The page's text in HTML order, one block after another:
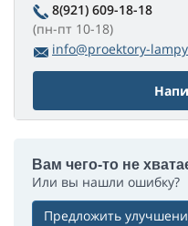
8(921) 609-18-18
(пн-пт 10-18)
info@proektory-
Вам чего-то не
Или вы нашли ошибку?
Предложить